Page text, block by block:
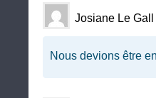
Josiane Le Gall
Nous devions être